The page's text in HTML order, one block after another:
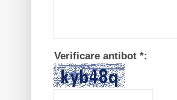
Verificare antibot *: